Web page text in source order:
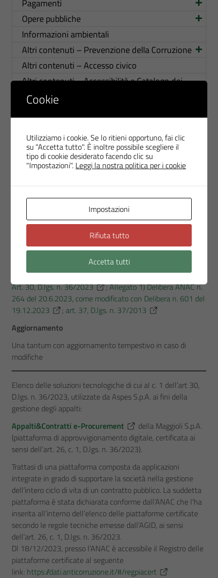
Pagamenti
Opere pubbliche
Informazioni ambientali
Altri contenuti – Prevenzione della Corruzione
Altri contenuti – Accesso civico
Altri contenuti – Accessibilità e Catalogo dei
Altri contenuti – RASA
Vigilanza
Altri contenuti – DPO
Altri contenuti – Sistema Gestione Sicurezza
Lavoro
Altri contenuti – Politica sulla Parità di genere
Altri contenuti – Dati ulteriori
Contenuti dell’obbligo
Elenco delle soluzioni tecnologiche adottate per
l’automatizzazione delle proprie attività.
Riferimenti normativi
Art. 30, D.lgs. n. 36/2023
;Allegato 1) Delibera ANAC n.
264 del 20.6.2023, come modificato con Delibera n. 601 del
19.12.2023
; art. 37, D.lgs. n. 37/2013
Aggiornamento
Una tantum con aggiornamento tempestivo in caso di
modifiche
Elenco delle soluzioni tecnologiche di cui al c. 1 dell’art 30,
D.lgs. n. 36/2023, utilizzate da Aspes S.p.A. ai fini della
gestione degli appalti:
Appalti&Contratti e-Procurement
della Maggioli S.p.A.
(piattaforma di approvvigionamento digitale, certificata ai
sensi dell’art. 26, c. 1, D.lgs. n. 36/2023).
Trattasi di una piattaforma composta da applicazioni
integrate in grado di supportare la società nella gestione
dell’intero ciclo di vita di un contratto pubblico. La suddetta
piattaforma è stata dichiarata conforme dall’ANAC che l’ha
inserita all’interno dell’elenco delle piattaforme certificate
secondo le regole tecniche emesse dall’AGID, ai sensi
dell’art. 26, c. 1, D.lgs. n. 36/2023.
Dl 18/12/2023, presso l’ANAC è accessibile il Registro delle
piattaforme certificate al seguente
link: https://dati.anticorruzione.it/#/regpiacert
Cookie
Utilizziamo i cookie. Se lo ritieni opportuno, fai clic
su "Accetta tutto". È inoltre possibile scegliere il
tipo di cookie desiderato facendo clic su
"Impostazioni". Leggi la nostra politica per i cookie
Impostazioni
Rifiuta tutto
Accetta tutti